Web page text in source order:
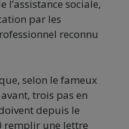
l’assistance sociale,
par les
reconnu
selon le fameux
trois pas en
depuis le
remplir une lettre